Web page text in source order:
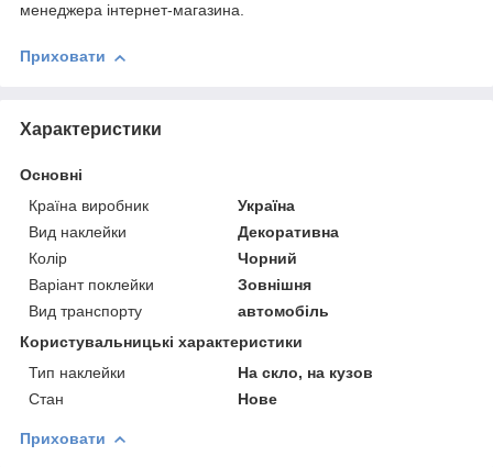
менеджера інтернет-магазина.
Приховати
Характеристики
Основні
Країна виробник
Україна
Вид наклейки
Декоративна
Колір
Чорний
Варіант поклейки
Зовнішня
Вид транспорту
автомобіль
Користувальницькі характеристики
Тип наклейки
На скло, на кузов
Стан
Нове
Приховати